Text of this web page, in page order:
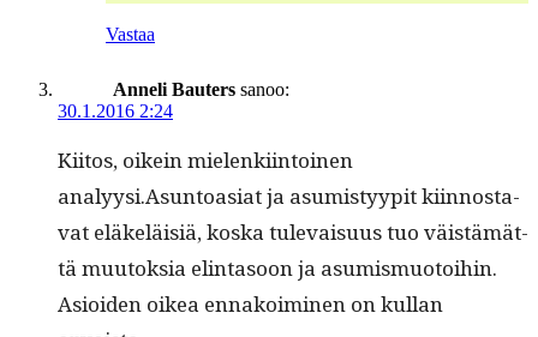
Vastaa
Anneli Bauters sanoo:
30.1.2016 2:24
Kiitos, oikein mie­lenki­in­toinen
analyysi.Asuntoasiat ja asum­istyyp­it kiin­nos­ta­
vat eläkeläisiä, kos­ka tule­vaisu­us tuo väistämät­
tä muu­tok­sia elin­ta­soon ja asum­is­muo­toi­hin.
Asioiden oikea ennakoimi­nen on kul­lan